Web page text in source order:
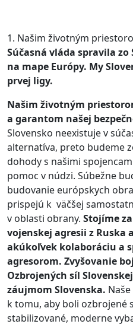
1. Našim životným
Súčasná vláda spravila
na mape Európy. My
prvej ligy.
Našim životným
a garantom našej
Slovensko neexistuje v
alternatíva, preto budeme
dohody s našimi
pomoc v núdzi. Súbežne
budovanie európskych
prispejú k väčšej
v oblasti obrany. Stojíme
vojenskej agresii z Ruska
akúkoľvek kolaboráciu a
agresorom. Zvyšovanie
Ozbrojených síl
záujmom Slovenska.
k tomu, aby boli ozbrojené
stabilizované, moderne